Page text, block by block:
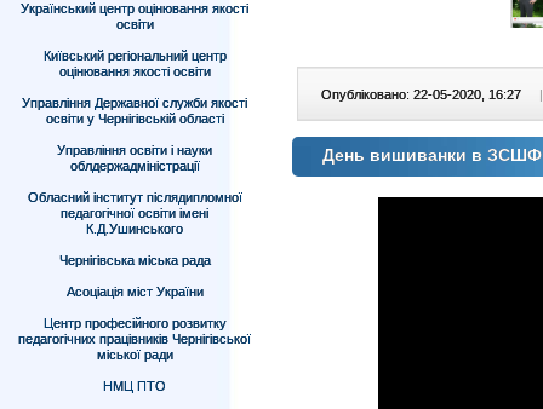
Український центр оцінювання якості
освіти
Київський регіональний центр
оцінювання якості освіти
Управління Державної служби якості
освіти у Чернігівській області
Управління освіти і науки
облдержадміністрації
Обласний інститут післядипломної
педагогічної освіти імені
К.Д.Ушинського
Чернігівська міська рада
Асоціація міст України
Центр професійного розвитку
педагогічних працівників Чернігівської
міської ради
НМЦ ПТО
Опубліковано: 22-05-2020, 16:27 |
День вишиванки в